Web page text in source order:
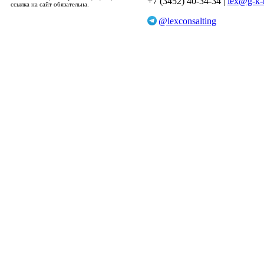
ссылка на сайт обязательна.
@lexconsalting